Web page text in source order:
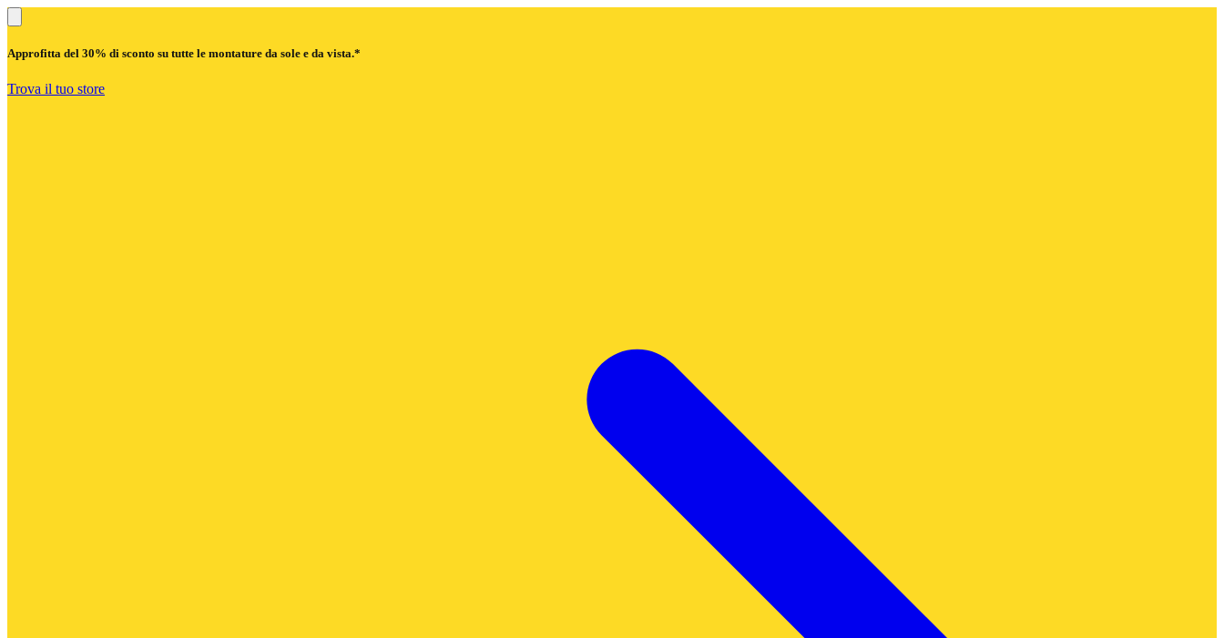
Approfitta del 30% di sconto su tutte le montature da sole e da vista.*
Trova il tuo store